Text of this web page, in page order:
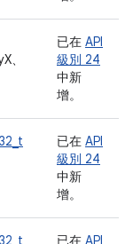
、
已在 API
級別 24
中新
增。
已在 API
級別 24
中新
增。
已在 API